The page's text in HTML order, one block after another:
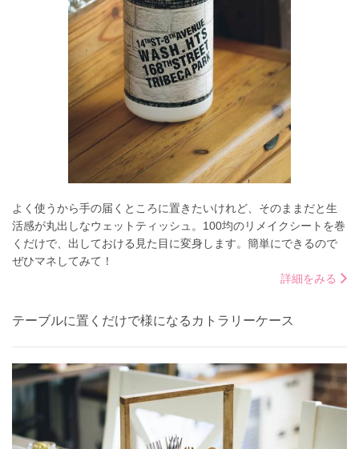
よく使うから手の届くところに置きたいけれど、そのままだと生
活感が丸出しなウェットティッシュ。100均のリメイクシートを巻
くだけで、出しておける見た目に変身します。簡単にできるので
ぜひマネしてみて！
詳細をみる
テーブルに置くだけで様になるカトラリーケース